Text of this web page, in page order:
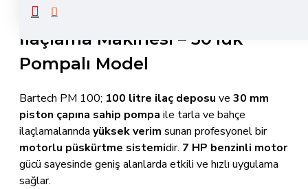
Bartech PM 100 Benzinli
İlaçlama Makinesi – 30’luk
Pompalı Model
Bartech PM 100; 100 litre ilaç deposu ve 30 mm
piston çapına sahip pompa ile tarla ve bahçe
ilaçlamalarında yüksek verim sunan profesyonel bir
motorlu püskürtme sistemidir. 7 HP benzinli motor
gücü sayesinde geniş alanlarda etkili ve hızlı uygulama
sağlar.